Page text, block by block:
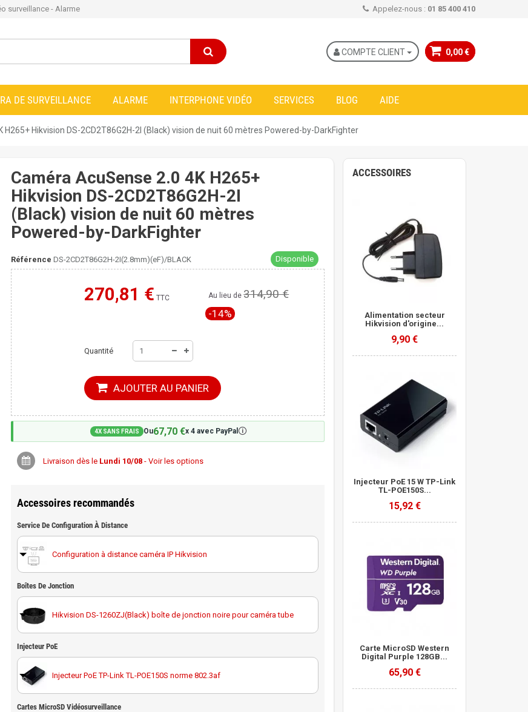
surveillance - Alarme Appelez-nous : 01 85 400 410
0,00 €
COMPTE CLIENT
DE SURVEILLANCE ALARME INTERPHONE VIDÉO SERVICES BLOG AIDE
H265+ Hikvision DS-2CD2T86G2H-2I (Black) vision de nuit 60 mètres Powered-by-DarkFighter
Caméra AcuSense 2.0 4K H265+
Hikvision DS-2CD2T86G2H-2I
(Black) vision de nuit 60 mètres
Powered-by-DarkFighter
Référence DS-2CD2T86G2H-2I(2.8mm)(eF)/BLACK Disponible
270,81 € TTC
Moins cher ailleurs ? Au lieu de314,90 €
-14%
Quantité
AJOUTER AU PANIER
4X SANS FRAIS Ou67,70 €x 4 avec PayPal🛈
Livraison dès le Lundi 10/08- Voir les options
Accessoires recommandés
Service De Configuration À Distance
Configuration à distance caméra IP Hikvision
Boîtes De Jonction
Hikvision DS-1260ZJ(Black) boîte de jonction noire pour caméra tube
Injecteur PoE
Injecteur PoE TP-Link TL-POE150S norme 802.3af
Cartes MicroSD Vidéosurveillance
ACCESSOIRES
Alimentation secteur
Hikvision d'origine...
9,90 €
Injecteur PoE 15 W TP-Link
TL-POE150S...
15,92 €
Carte MicroSD Western
Digital Purple 128GB...
65,90 €